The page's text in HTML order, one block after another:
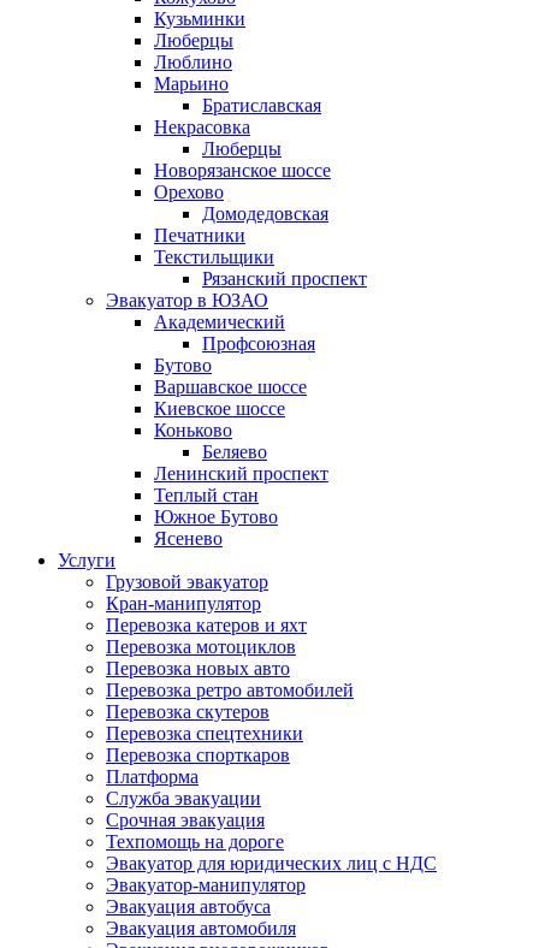
Кузьминки
Люберцы
Люблино
Марьино
Братиславская
Некрасовка
Люберцы
Новорязанское шоссе
Орехово
Домодедовская
Печатники
Текстильщики
Рязанский проспект
Эвакуатор в ЮЗАО
Академический
Профсоюзная
Бутово
Варшавское шоссе
Киевское шоссе
Коньково
Беляево
Ленинский проспект
Теплый стан
Южное Бутово
Ясенево
Услуги
Грузовой эвакуатор
Кран-манипулятор
Перевозка катеров и яхт
Перевозка мотоциклов
Перевозка новых авто
Перевозка ретро автомобилей
Перевозка скутеров
Перевозка спецтехники
Перевозка спорткаров
Платформа
Служба эвакуации
Срочная эвакуация
Техпомощь на дороге
Эвакуатор для юридических лиц с НДС
Эвакуатор-манипулятор
Эвакуация автобуса
Эвакуация автомобиля